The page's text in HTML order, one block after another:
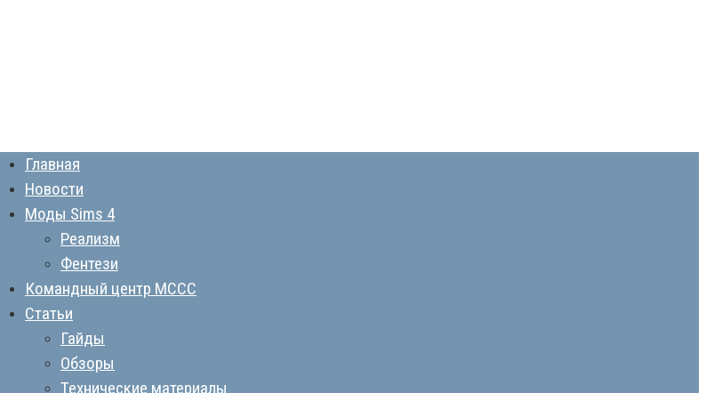
Главная
Новости
Моды Sims 4
Реализм
Фентези
Командный центр MCCC
Статьи
Гайды
Обзоры
Технические материалы